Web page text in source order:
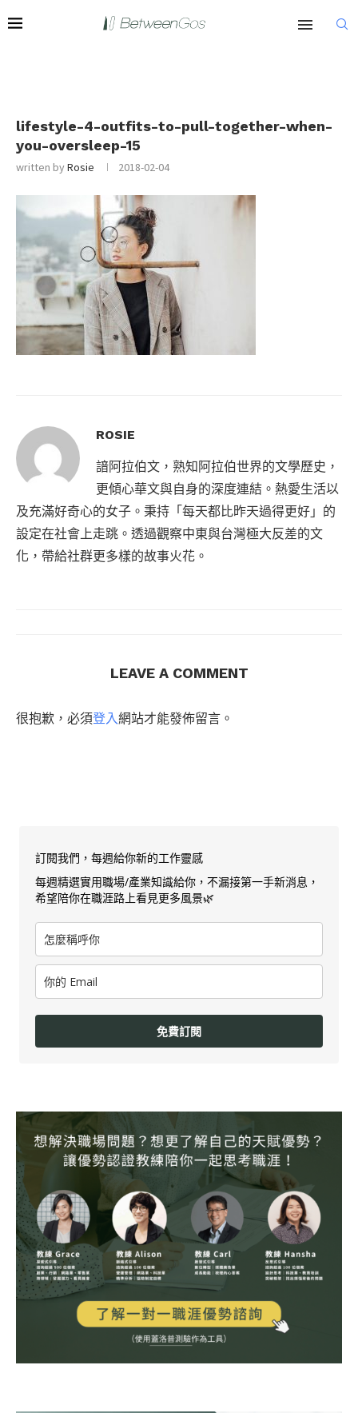
lifestyle-4-outfits-to-pull-together-when-
you-oversleep-15
written byRosie 2018-02-04
ROSIE
諳阿拉伯文，熟知阿拉伯世界的文學歷史，
更傾心華文與自身的深度連結。熱愛生活以
及充滿好奇心的女子。秉持「每天都比昨天過得更好」的
設定在社會上走跳。透過觀察中東與台灣極大反差的文
化，帶給社群更多樣的故事火花。
LEAVE A COMMENT
很抱歉，必須登入網站才能發佈留言。
訂閱我們，每週給你新的工作靈感
每週精選實用職場/產業知識給你，不漏接第一手新消息，
希望陪你在職涯路上看見更多風景🌿
免費訂閱